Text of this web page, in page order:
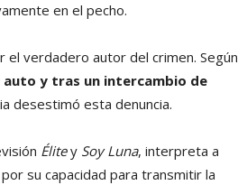
en el pecho.
el verdadero autor del crimen. Según
auto y tras un intercambio de
desestimó esta denuncia.
Élitey Soy Luna, interpreta a
su capacidad para transmitir la